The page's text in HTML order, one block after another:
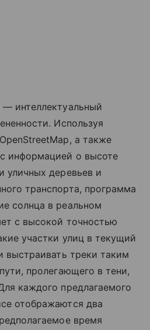
интеллектуальный
Используя
а также
информацией о высоте
уличных деревьев и
транспорта, программа
солнца в реальном
с высокой точностью
участки улиц в текущий
выстраивать треки таким
пролегающего в тени,
каждого предлагаемого
отображаются два
время